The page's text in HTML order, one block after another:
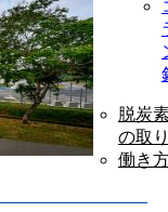
脱炭
の取
働き